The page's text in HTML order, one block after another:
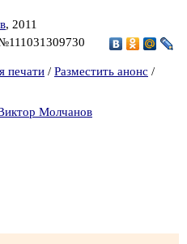
, 2011
печати / Разместить анонс /
Молчанов